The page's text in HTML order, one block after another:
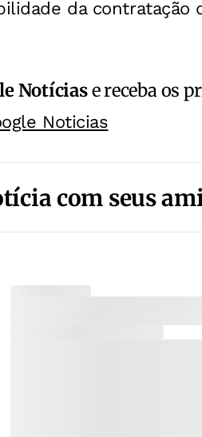
da
Notíciase receba os
Noticias
com seus